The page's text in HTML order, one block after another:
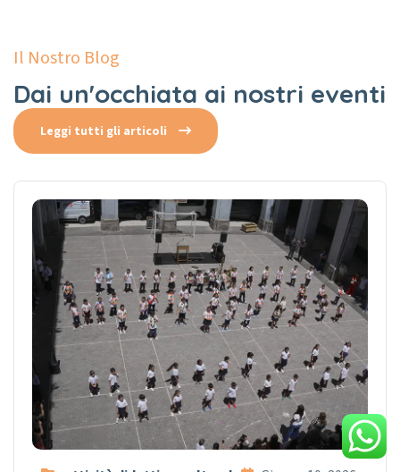
Il Nostro Blog
Dai un'occhiata ai nostri eventi
Leggi tutti gli articoli